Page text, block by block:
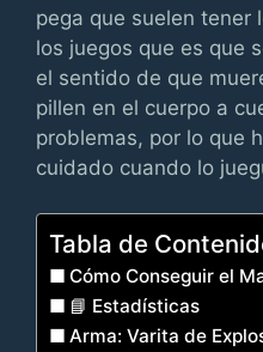
pega que suelen tener
los juegos que es que
el sentido de que
pillen en el cuerpo a
problemas, por lo que
cuidado cuando lo
Tabla de
Cómo Conseguir el
📘 Estadísticas
Arma: Varita de